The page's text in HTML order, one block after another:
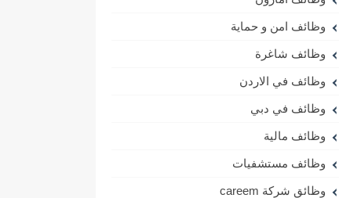
وظائف امن و حماية
وظائف شاغرة
وظائف في الاردن
وظائف في دبي
وظائف مالية
وظائف مستشفيات
وظائق شركة careem